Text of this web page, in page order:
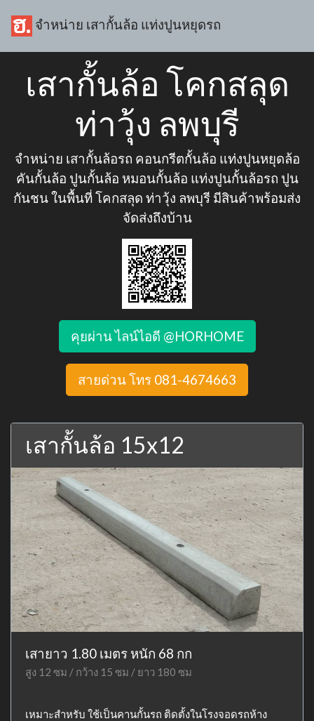
จำหน่าย เสากั้นล้อ แท่งปูนหยุดรถ
เสากั้นล้อ โคกสลุด
ท่าวุ้ง ลพบุรี
จำหน่าย เสากั้นล้อรถ คอนกรีตกั้นล้อ แท่งปูนหยุดล้อ
คันกั้นล้อ ปูนกั้นล้อ หมอนกั้นล้อ แท่งปูนกั้นล้อรถ ปูน
กันชน ในพื้นที่ โคกสลุด ท่าวุ้ง ลพบุรี มีสินค้าพร้อมส่ง
จัดส่งถึงบ้าน
คุยผ่าน ไลน์ไอดี @HORHOME
สายด่วน โทร 081-4674663
เสากั้นล้อ 15x12
เสายาว 1.80 เมตร หนัก 68 กก
สูง 12 ซม / กว้าง 15 ซม / ยาว 180 ซม
เหมาะสำหรับ ใช้เป็นคานกั้นรถ ติดตั้งในโรงจอดรถห้าง